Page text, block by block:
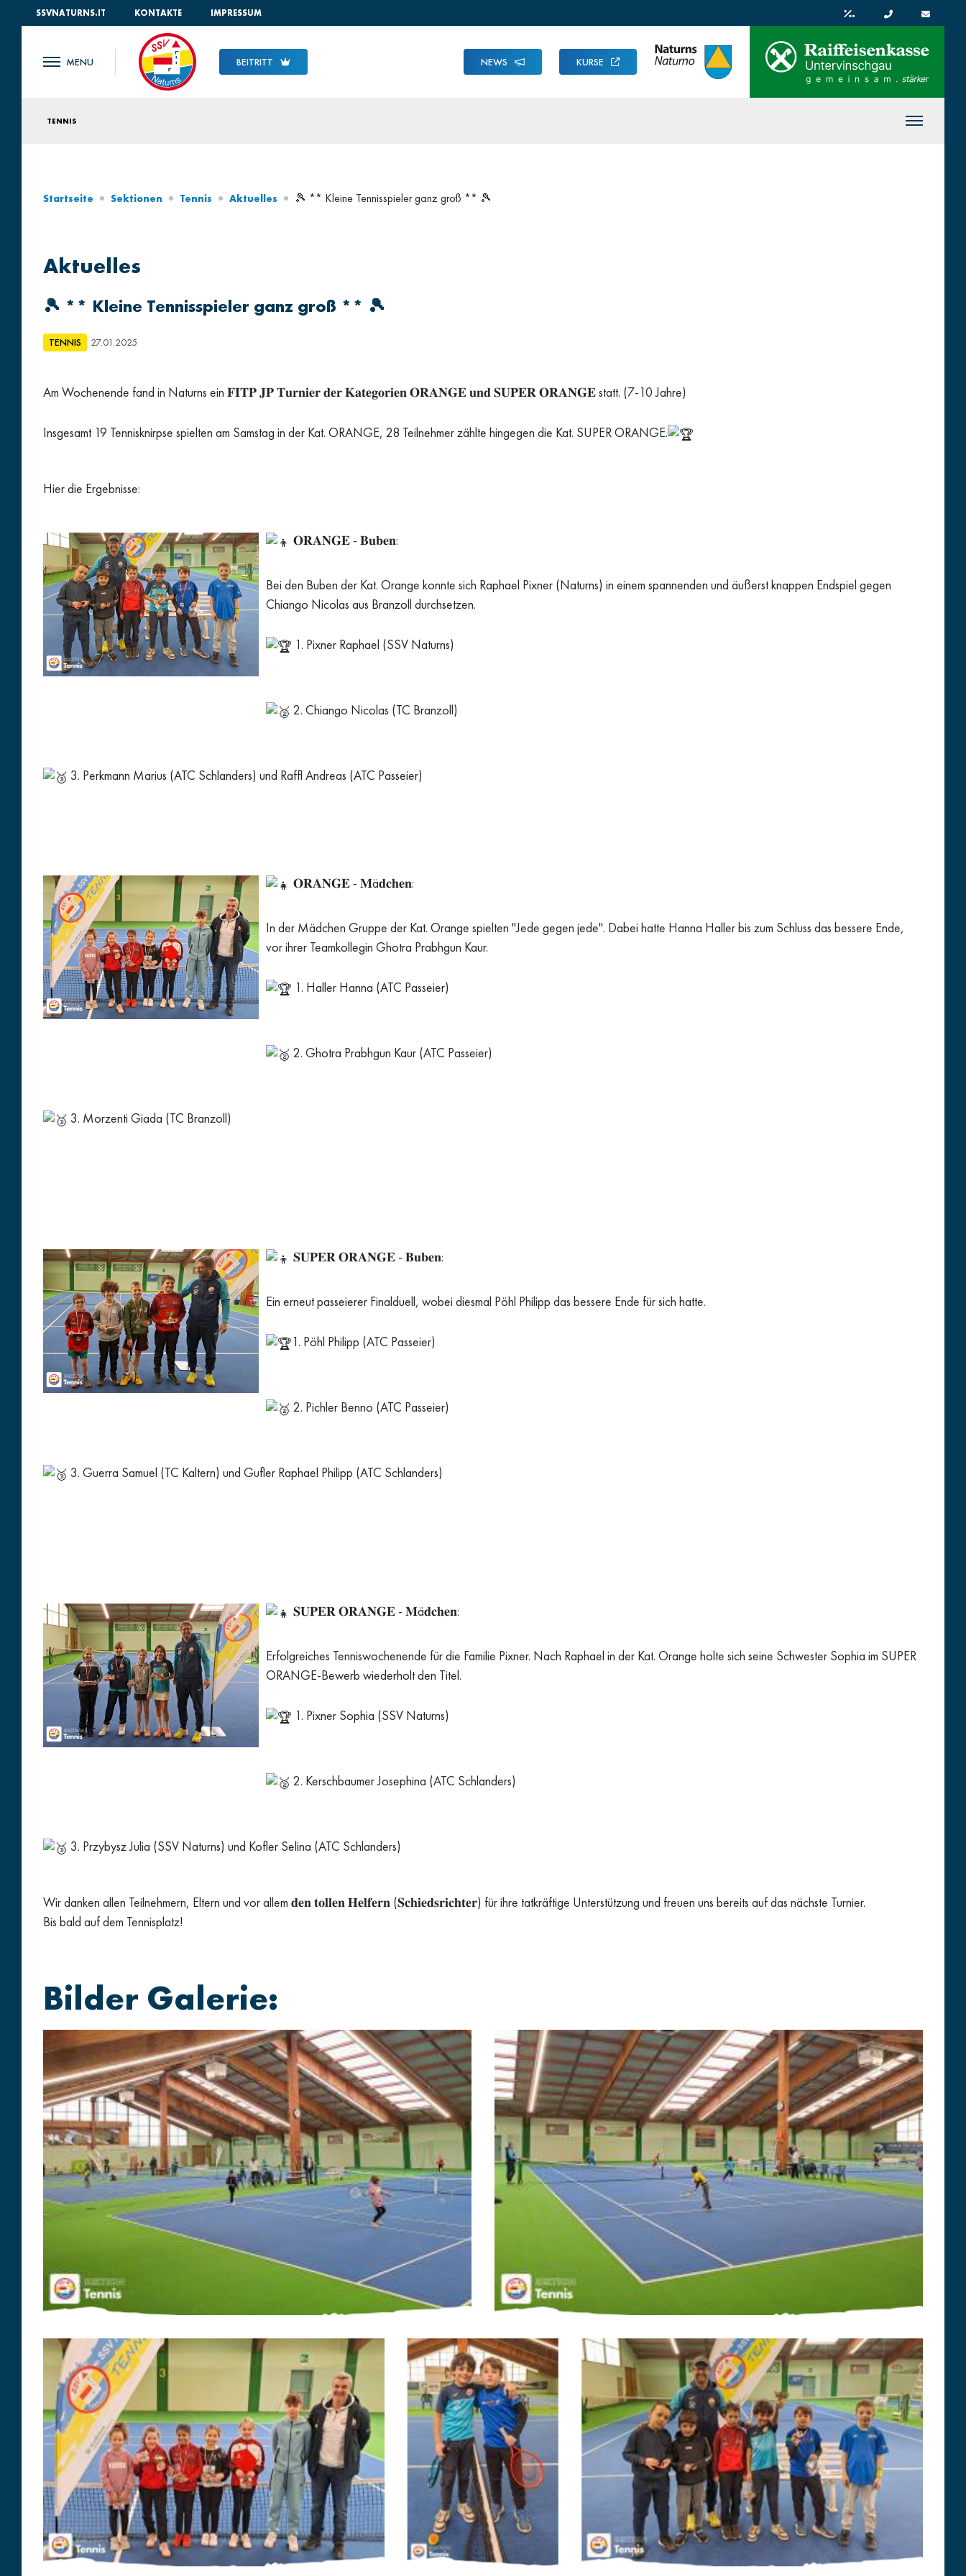
SSVNATURNS.IT KONTAKTE IMPRESSUM
BEITRITT NEWS KURSE
TENNIS
Startseite Sektionen Tennis Aktuelles 🎾 ** Kleine Tennisspieler ganz groß ** 🎾
Aktuelles
🎾 ** Kleine Tennisspieler ganz groß ** 🎾
TENNIS 27.01.2025
Am Wochenende fand in Naturns ein 𝐅𝐈𝐓𝐏 𝐉𝐏 𝐓𝐮𝐫𝐧𝐢𝐞𝐫 𝐝𝐞𝐫 𝐊𝐚𝐭𝐞𝐠𝐨𝐫𝐢𝐞𝐧 𝐎𝐑𝐀𝐍𝐆𝐄 𝐮𝐧𝐝 𝐒𝐔𝐏𝐄𝐑 𝐎𝐑𝐀𝐍𝐆𝐄 statt. (7-10 Jahre)
Insgesamt 19 Tennisknirpse spielten am Samstag in der Kat. ORANGE, 28 Teilnehmer zählte hingegen die Kat. SUPER ORANGE.
Hier die Ergebnisse:
𝐎𝐑𝐀𝐍𝐆𝐄 - 𝐁𝐮𝐛𝐞𝐧:
Bei den Buben der Kat. Orange konnte sich Raphael Pixner (Naturns) in einem spannenden und äußerst knappen Endspiel gegen
Chiango Nicolas aus Branzoll durchsetzen.
1. Pixner Raphael (SSV Naturns)
2. Chiango Nicolas (TC Branzoll)
3. Perkmann Marius (ATC Schlanders) und Raffl Andreas (ATC Passeier)
𝐎𝐑𝐀𝐍𝐆𝐄 - 𝐌ä𝐝𝐜𝐡𝐞𝐧:
In der Mädchen Gruppe der Kat. Orange spielten "Jede gegen jede". Dabei hatte Hanna Haller bis zum Schluss das bessere Ende,
vor ihrer Teamkollegin Ghotra Prabhgun Kaur.
1. Haller Hanna (ATC Passeier)
2. Ghotra Prabhgun Kaur (ATC Passeier)
3. Morzenti Giada (TC Branzoll)
𝐒𝐔𝐏𝐄𝐑 𝐎𝐑𝐀𝐍𝐆𝐄 - 𝐁𝐮𝐛𝐞𝐧:
Ein erneut passeierer Finalduell, wobei diesmal Pöhl Philipp das bessere Ende für sich hatte.
1. Pöhl Philipp (ATC Passeier)
2. Pichler Benno (ATC Passeier)
3. Guerra Samuel (TC Kaltern) und Gufler Raphael Philipp (ATC Schlanders)
𝐒𝐔𝐏𝐄𝐑 𝐎𝐑𝐀𝐍𝐆𝐄 - 𝐌ä𝐝𝐜𝐡𝐞𝐧:
Erfolgreiches Tenniswochenende für die Familie Pixner. Nach Raphael in der Kat. Orange holte sich seine Schwester Sophia im SUPER
ORANGE-Bewerb wiederholt den Titel.
1. Pixner Sophia (SSV Naturns)
2. Kerschbaumer Josephina (ATC Schlanders)
3. Przybysz Julia (SSV Naturns) und Kofler Selina (ATC Schlanders)
Wir danken allen Teilnehmern, Eltern und vor allem 𝐝𝐞𝐧 𝐭𝐨𝐥𝐥𝐞𝐧 𝐇𝐞𝐥𝐟𝐞𝐫𝐧 (𝐒𝐜𝐡𝐢𝐞𝐝𝐬𝐫𝐢𝐜𝐡𝐭𝐞𝐫) für ihre tatkräftige Unterstützung und freuen uns bereits auf das nächste Turnier.
Bis bald auf dem Tennisplatz!
Bilder Galerie: